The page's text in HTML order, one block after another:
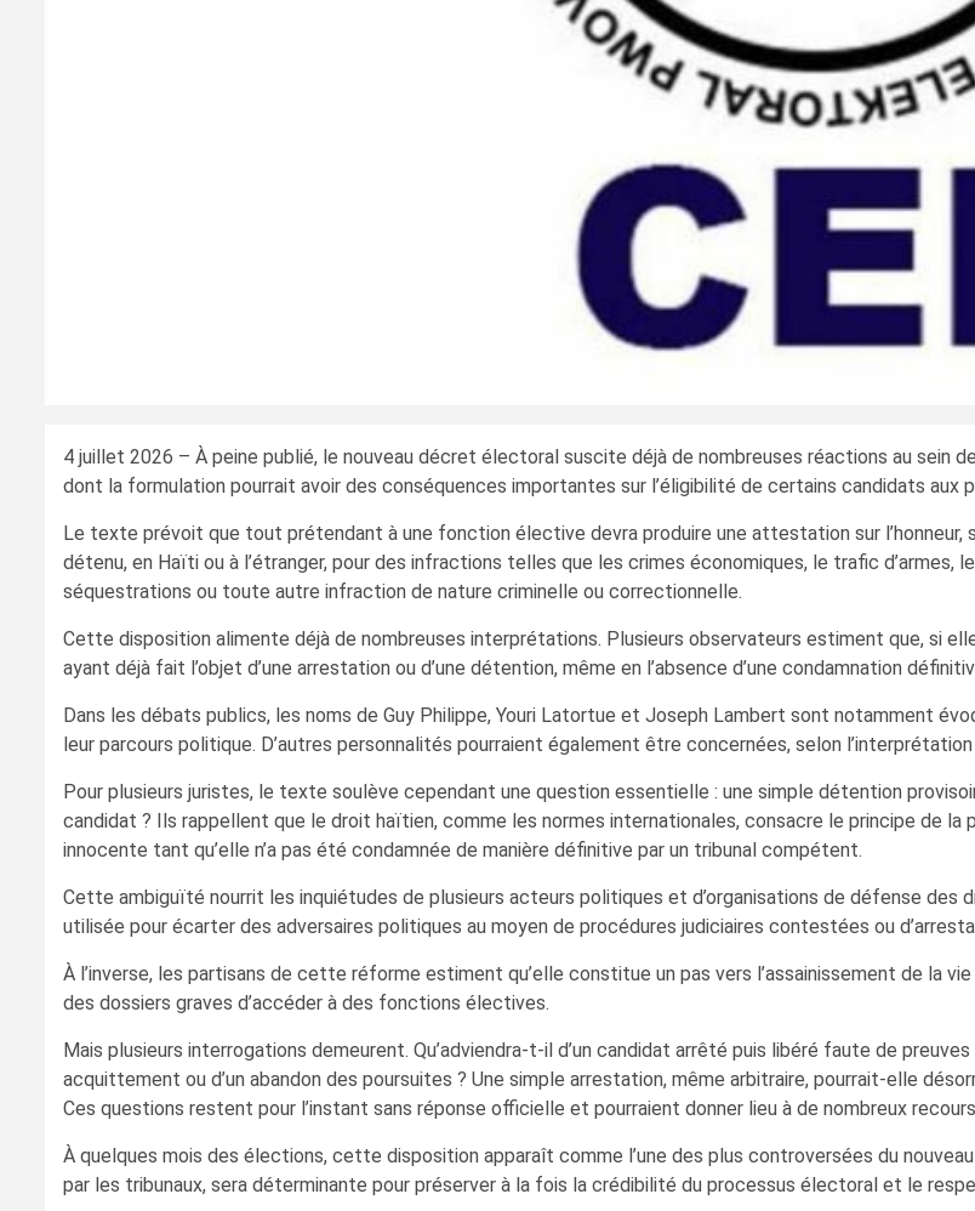
4 juillet 2026 – À peine publié, le nouveau décret électoral suscite déjà de nombreuses réactions au sein
dont la formulation pourrait avoir des conséquences importantes sur l’éligibilité de certains candidats aux
Le texte prévoit que tout prétendant à une fonction élective devra produire une attestation sur l’honneur,
détenu, en Haïti ou à l’étranger, pour des infractions telles que les crimes économiques, le trafic
séquestrations ou toute autre infraction de nature criminelle ou correctionnelle.
Cette disposition alimente déjà de nombreuses interprétations. Plusieurs observateurs estiment que, si
ayant déjà fait l’objet d’une arrestation ou d’une détention, même en l’absence d’une condamnation
Dans les débats publics, les noms de Guy Philippe, Youri Latortue et Joseph Lambert sont notamment
leur parcours politique. D’autres personnalités pourraient également être concernées, selon
Pour plusieurs juristes, le texte soulève cependant une question essentielle : une simple détention
candidat ? Ils rappellent que le droit haïtien, comme les normes internationales, consacre le principe de la
innocente tant qu’elle n’a pas été condamnée de manière définitive par un tribunal compétent.
Cette ambiguïté nourrit les inquiétudes de plusieurs acteurs politiques et d’organisations de défense
utilisée pour écarter des adversaires politiques au moyen de procédures judiciaires contestées ou
À l’inverse, les partisans de cette réforme estiment qu’elle constitue un pas vers l’assainissement de la
des dossiers graves d’accéder à des fonctions électives.
Mais plusieurs interrogations demeurent. Qu’adviendra-t-il d’un candidat arrêté puis libéré faute de
acquittement ou d’un abandon des poursuites ? Une simple arrestation, même arbitraire, pourrait-elle
Ces questions restent pour l’instant sans réponse officielle et pourraient donner lieu à de nombreux
À quelques mois des élections, cette disposition apparaît comme l’une des plus controversées du
par les tribunaux, sera déterminante pour préserver à la fois la crédibilité du processus électoral et le